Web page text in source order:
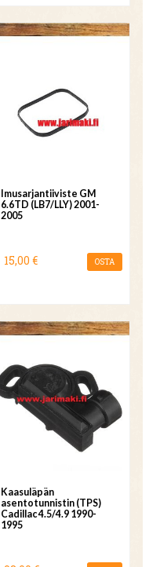
Imusarjantiiviste GM
6.6TD (LB7/LLY) 2001-
2005
15,00 € OSTA
Kaasuläpän
asentotunnistin (TPS)
Cadillac 4.5/4.9 1990-
1995